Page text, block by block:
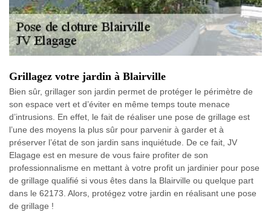
Grillagez votre jardin à Blairville
Bien sûr, grillager son jardin permet de protéger le périmètre de
son espace vert et d’éviter en même temps toute menace
d’intrusions. En effet, le fait de réaliser une pose de grillage est
l’une des moyens la plus sûr pour parvenir à garder et à
préserver l’état de son jardin sans inquiétude. De ce fait, JV
Elagage est en mesure de vous faire profiter de son
professionnalisme en mettant à votre profit un jardinier pour pose
de grillage qualifié si vous êtes dans la Blairville ou quelque part
dans le 62173. Alors, protégez votre jardin en réalisant une pose
de grillage !